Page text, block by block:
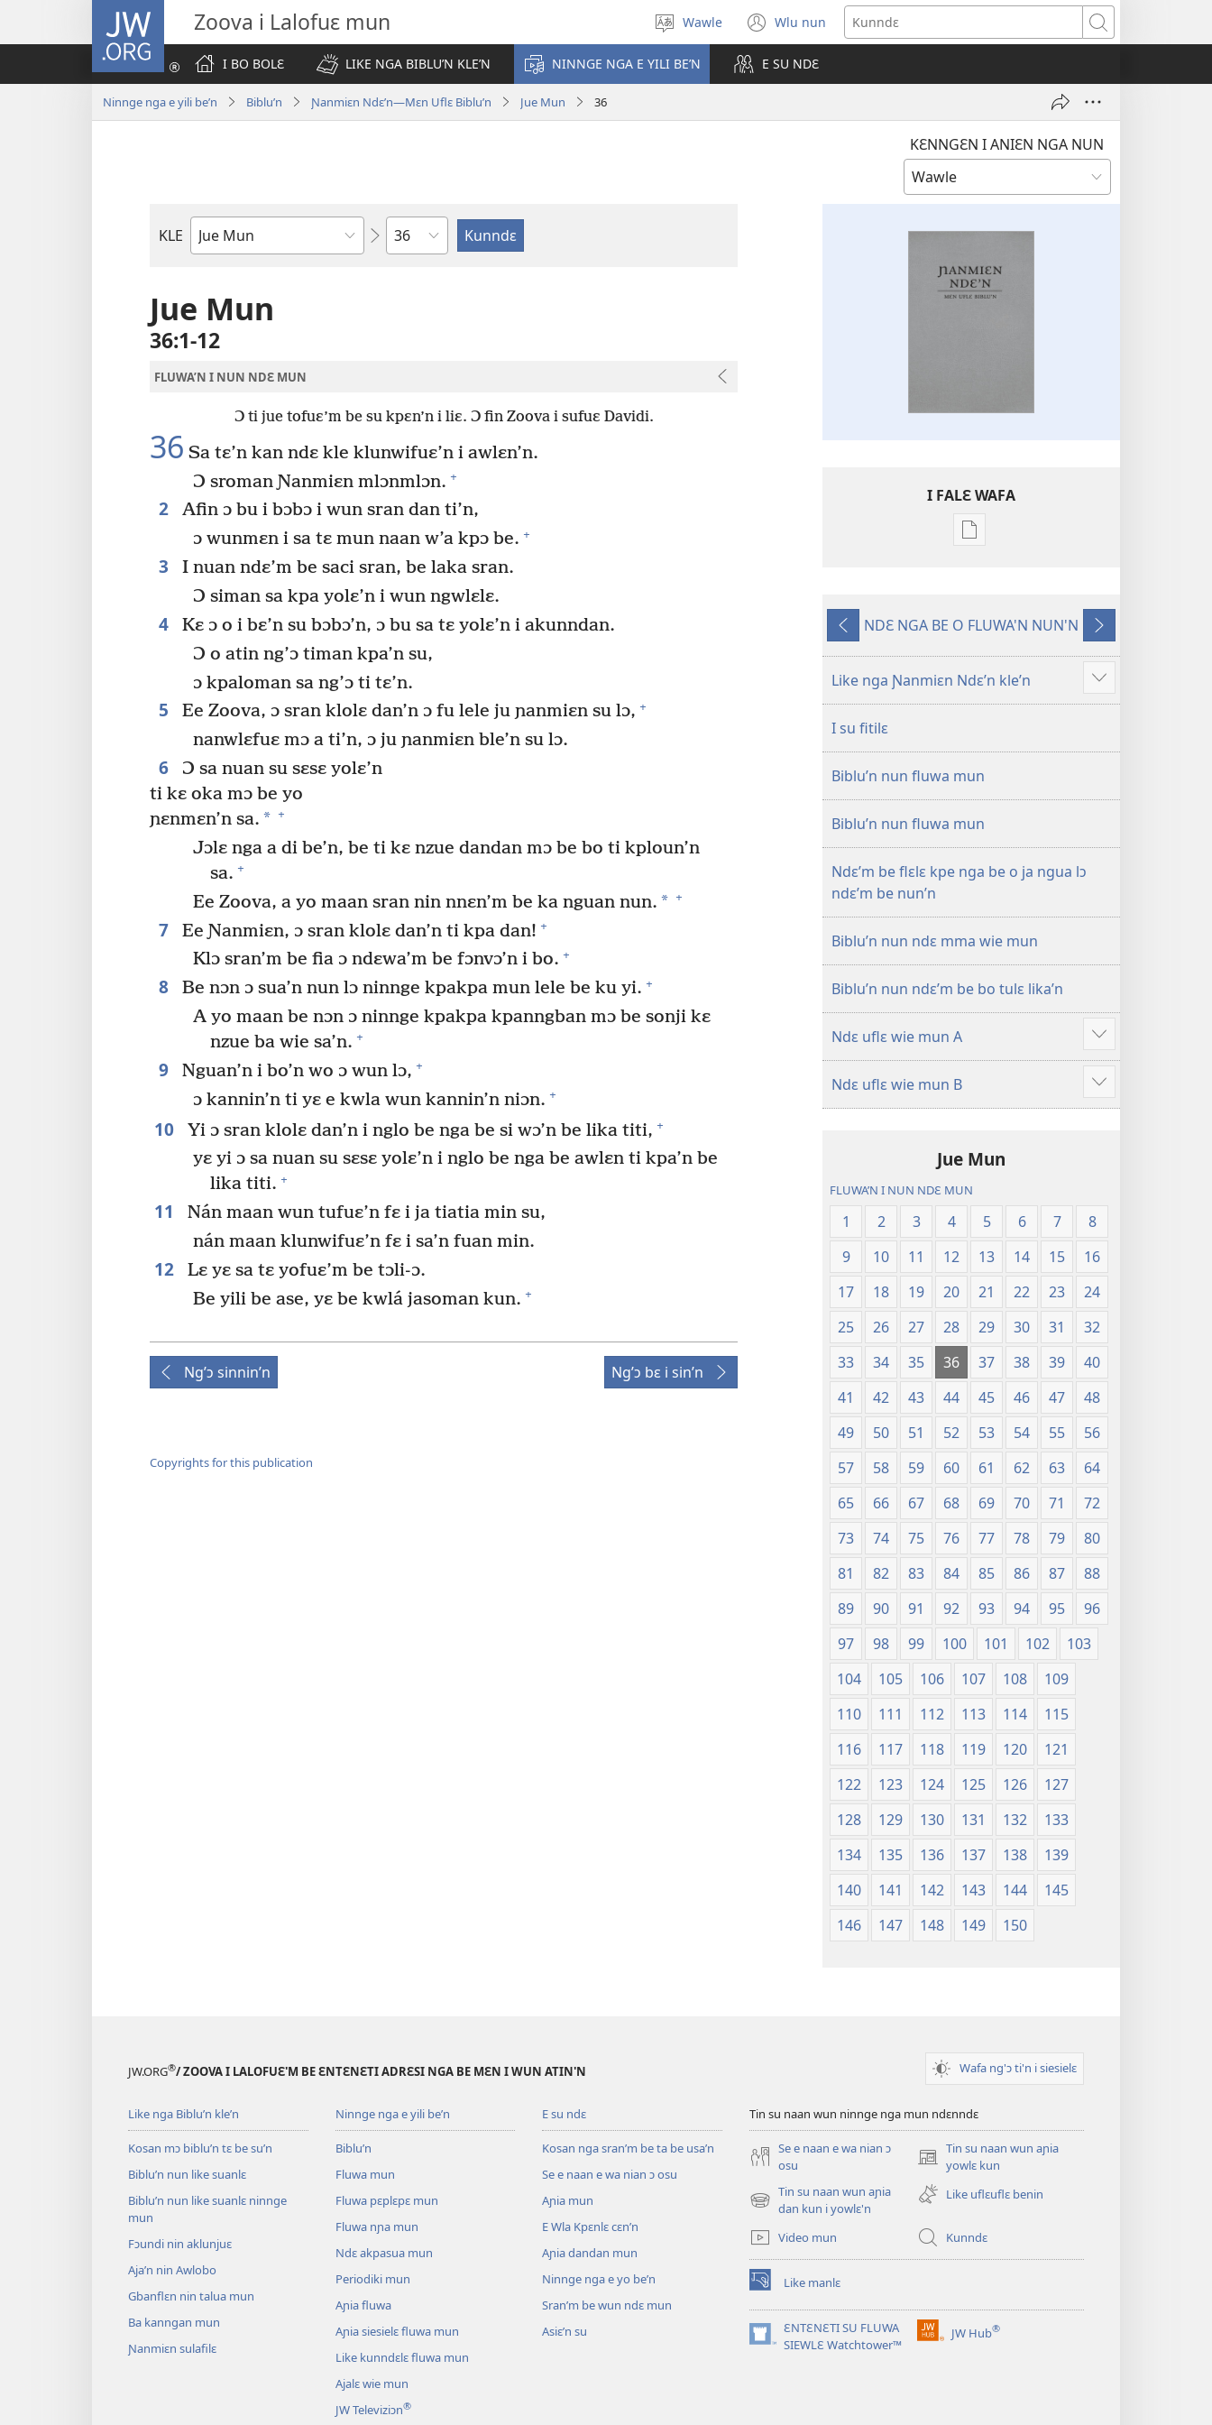
JW.ORG Zoova i Lalofuɛ mun
Kle
aniɛn'n
Wawle Wlu nun
(opens
new
window)
Kunndɛ
I BO BOLƐ
LIKE NGA BIBLU’N KLE’N NINNGE NGA E YILI BE’N E SU NDƐ
Ninnge nga e yili be’n Biblu’n Ɲanmiɛn Ndɛ’n—Mɛn Uflɛ Biblu’n Jue Mun 36
KƐNNGƐN I ANIƐN NGA NUN
KLE
Biblu'n
Ndɛ
tre
Jue Mun
36:1-12
FLUWA’N I NUN NDƐ MUN
Ɔ ti jue tofuɛ’m be su kpɛn’n i liɛ. Ɔ fin Zoova i sufuɛ Davidi.
36 Sa tɛ’n kan ndɛ kle klunwifuɛ’n i awlɛn’n.
Ɔ sroman Ɲanmiɛn mlɔnmlɔn. +
2
Afin ɔ bu i bɔbɔ i wun sran dan ti’n,
ɔ wunmɛn i sa tɛ mun naan w’a kpɔ be. +
3
I nuan ndɛ’m be saci sran, be laka sran.
Ɔ siman sa kpa yolɛ’n i wun ngwlɛlɛ.
4
Kɛ ɔ o i bɛ’n su bɔbɔ’n, ɔ bu sa tɛ yolɛ’n i akunndan.
Ɔ o atin ng’ɔ timan kpa’n su,
ɔ kpaloman sa ng’ɔ ti tɛ’n.
5 Ee Zoova, ɔ sran klolɛ dan’n ɔ fu lele ju ɲanmiɛn su lɔ, +
nanwlɛfuɛ mɔ a ti’n, ɔ ju ɲanmiɛn ble’n su lɔ.
6
Ɔ sa nuan su sɛsɛ yolɛ’n
ti kɛ oka mɔ be yo
ɲɛnmɛn’n sa. * +
Jɔlɛ nga a di be’n, be ti kɛ nzue dandan mɔ be bo ti kploun’n
sa. +
Ee Zoova, a yo maan sran nin nnɛn’m be ka nguan nun. * +
7 Ee Ɲanmiɛn, ɔ sran klolɛ dan’n ti kpa dan! +
Klɔ sran’m be fia ɔ ndɛwa’m be fɔnvɔ’n i bo. +
8 Be nɔn ɔ sua’n nun lɔ ninnge kpakpa mun lele be ku yi. +
A yo maan be nɔn ɔ ninnge kpakpa kpanngban mɔ be sonji kɛ
nzue ba wie sa’n. +
9 Nguan’n i bo’n wo ɔ wun lɔ, +
ɔ kannin’n ti yɛ e kwla wun kannin’n niɔn. +
10 Yi ɔ sran klolɛ dan’n i nglo be nga be si wɔ’n be lika titi, +
yɛ yi ɔ sa nuan su sɛsɛ yolɛ’n i nglo be nga be awlɛn ti kpa’n be
lika titi. +
11
Nán maan wun tufuɛ’n fɛ i ja tiatia min su,
nán maan klunwifuɛ’n fɛ i sa’n fuan min.
12
Lɛ yɛ sa tɛ yofuɛ’m be tɔli-ɔ.
Be yili be ase, yɛ be kwlá jasoman kun. +
Ng’ɔ sinnin’n Ng’ɔ bɛ i sin’n
Copyrights for this publication
I FALƐ WAFA
Nga
mannzin
be
su'n
wafa'n
Ɲanmiɛn
Ndɛ’n
—
Mɛn
Uflɛ
Biblu’n
Ng’ɔ
sinnin’n
NDƐ NGA BE O FLUWA'N NUN'N
Ng’ɔ
bɛ
sin’n
Like nga Ɲanmiɛn Ndɛ’n kle’n
Show
more
I su fitilɛ
Biblu’n nun fluwa mun
Biblu’n nun fluwa mun
Ndɛ’m be flɛlɛ kpe nga be o ja ngua lɔ
ndɛ’m be nun’n
Biblu’n nun ndɛ mma wie mun
Biblu’n nun ndɛ’m be bo tulɛ lika’n
Ndɛ uflɛ wie mun A
Show
more
Ndɛ uflɛ wie mun B
Show
more
Jue Mun
FLUWA’N I NUN NDƐ MUN
1 2 3 4 5 6 7
8
9
10 11 12 13 14 15
16
17
18 19 20 21 22 23
24
25
26 27 28 29 30 31
32
33
34 35 36 37 38 39
40
41
42 43 44 45 46 47
48
49
50 51 52 53 54 55
56
57
58 59 60 61 62 63
64
65
66 67 68 69 70 71
72
73
74 75 76 77 78 79
80
81
82 83 84 85 86 87
88
89
90 91 92 93 94 95
96
97
98 99 100 101 102
103
104
105 106 107 108
109
110
111 112 113 114
115
116
117 118 119 120
121
122
123 124 125 126
127
128
129 130 131 132
133
134
135 136 137 138
139
140
141 142 143 144
145
146
147 148 149 150
JW.ORG®/ ZOOVA I LALOFUƐ'M BE ƐNTƐNƐTI ADRƐSI NGA BE MƐN I WUN ATIN'N Wafa ng'ɔ ti'n i siesielɛ
Like nga Biblu’n kle’n
Kosan mɔ biblu’n tɛ be su’n
Biblu’n nun like suanlɛ
Biblu’n nun like suanlɛ ninnge
mun
Fɔundi nin aklunjuɛ
Aja’n nin Awlobo
Gbanflɛn nin talua mun
Ba kanngan mun
Ɲanmiɛn sulafilɛ
Ninnge nga e yili be’n
Biblu’n
Fluwa mun
Fluwa pɛplɛpɛ mun
Fluwa nɲa mun
Ndɛ akpasua mun
Periodiki mun
Aɲia fluwa
Aɲia siesielɛ fluwa mun
Like kunndɛlɛ fluwa mun
Ajalɛ wie mun
JW Televiziɔn®
E su ndɛ
Kosan nga sran’m be ta be usa’n
Se e naan e wa nian ɔ osu
Aɲia mun
E Wla Kpɛnlɛ cɛn’n
Aɲia dandan mun
Ninnge nga e yo be’n
Sran’m be wun ndɛ mun
Asiɛ’n su
Tin su naan wun ninnge nga mun ndɛnndɛ
Se e naan e wa nian ɔ
osu
Tin su naan wun aɲia
yowlɛ kun
(opens
new
window)
Tin su naan wun aɲia
dan kun i yowlɛ'n
(opens
window)
Like uflɛuflɛ benin
Video mun Kunndɛ
Like manlɛ
(opens
new
window)ƐNTƐNƐTI SU FLUWA
SIEWLƐ Watchtower™
(opens
JW Hub®
(opens